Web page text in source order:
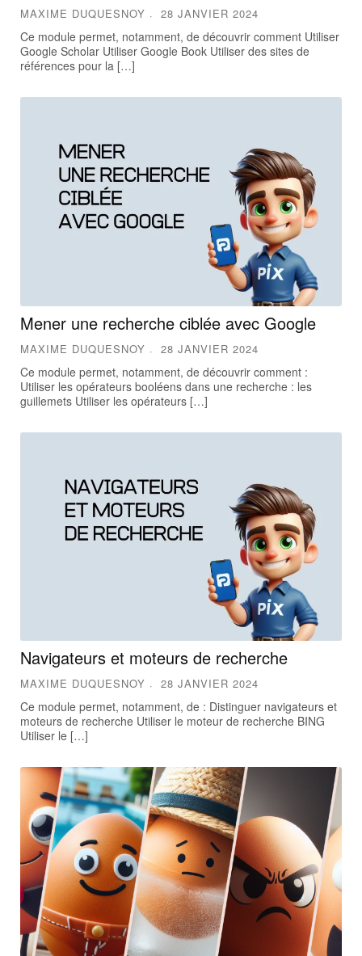
MAXIME DUQUESNOY 28 JANVIER 2024
Ce module permet, notamment, de découvrir comment Utiliser
Google Scholar Utiliser Google Book Utiliser des sites de
références pour la […]
Mener une recherche ciblée avec Google
MAXIME DUQUESNOY 28 JANVIER 2024
Ce module permet, notamment, de découvrir comment :
Utiliser les opérateurs booléens dans une recherche : les
guillemets Utiliser les opérateurs […]
Navigateurs et moteurs de recherche
MAXIME DUQUESNOY 28 JANVIER 2024
Ce module permet, notamment, de : Distinguer navigateurs et
moteurs de recherche Utiliser le moteur de recherche BING
Utiliser le […]